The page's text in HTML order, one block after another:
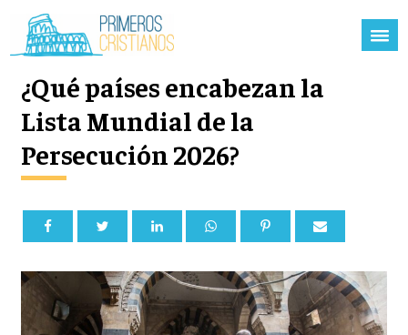
¿Qué países encabezan la
Lista Mundial de la
Persecución 2026?